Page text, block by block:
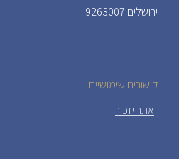
ירושלים 9263007
קישורים שימושיים
אתר יזכור